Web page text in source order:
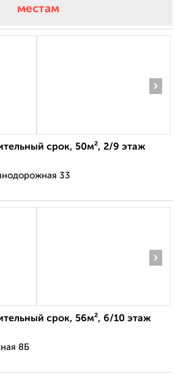
местам
›
срок, 50м², 2/9 этаж
33
›
срок, 56м², 6/10 этаж
8Б